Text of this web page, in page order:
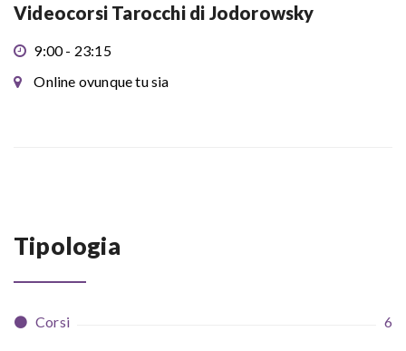
Videocorsi Tarocchi di Jodorowsky
9:00 - 23:15
Online ovunque tu sia
Tipologia
Corsi 6